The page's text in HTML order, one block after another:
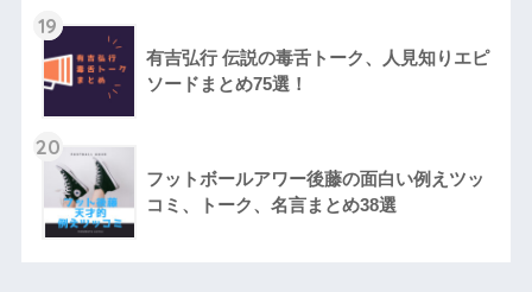
19
有吉弘行 伝説の毒舌トーク、人見知りエピ
ソードまとめ75選！
20
フットボールアワー後藤の面白い例えツッ
コミ、トーク、名言まとめ38選